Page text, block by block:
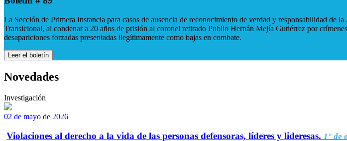
La Sección de Primera Instancia para casos de ausencia de reconocimiento de verdad y responsabilidad
Transicional, al condenar a 20 años de prisión al coronel retirado Publio Hernán Mejía Gutiérrez por
desapariciones forzadas presentadas ilegítimamente como bajas en combate.
Leer el boletín
Novedades
Investigación
02 de mayo de 2026
Violaciones al derecho a la vida de las personas defensoras, líderes y lideresas. 1° de